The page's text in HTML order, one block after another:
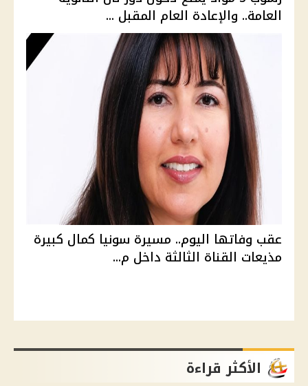
العامة.. والإعادة العام المقبل ...
عقب وفاتها اليوم.. مسيرة سونيا كمال كبيرة
مذيعات القناة الثالثة داخل م...
الأكثر قراءة